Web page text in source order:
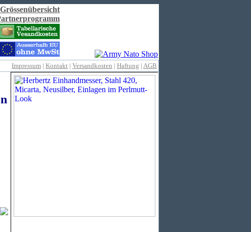
Grössenübersicht
Impressum | Kontakt | Versandkosten | Haftung | AGB